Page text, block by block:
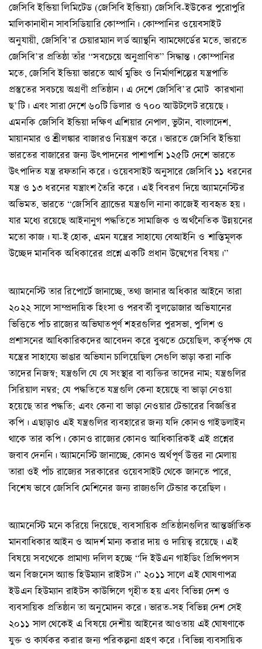
জেসিবি ইন্ডিয়া লিমিটেড (জেসিবি ইন্ডিয়া) জেসিবি-ইউকের পুরোপুরি
মালিকানাধীন সাবসিডিয়ারি কোম্পানি। কোম্পানির ওয়েবসাইট
অনুযায়ী, জেসিবি’র চেয়ারম্যান লর্ড অ্যান্থনি ব্যামফোর্ডের মতে, ভারতে
জেসিবি’র প্রতিষ্ঠা তাঁর “সবচেয়ে অনুপ্রাণিত” সিদ্ধান্ত। কোম্পানির
মতে, জেসিবি ইন্ডিয়া ভারতে আর্থ মুভিং ও নির্মাণশিল্পের যন্ত্রপাতি
প্রস্তুতের সবচয়ে অগ্রণী প্রতিষ্ঠান। এ দেশে জেসিবি’র মোট কারখানা
ছ’টি। এবং সারা দেশে ৬০টি ডিলার ও ৭০০ আউটলেট রয়েছে।
এমনকি জেসিবি ইন্ডিয়া দক্ষিণ এশিয়ার নেপাল, ভুটান, বাংলাদেশ,
মায়ানমার ও শ্রীলঙ্কার বাজারও নিয়ন্ত্রণ করে। ভারতে জেসিবি ইন্ডিয়া
ভারতের বাজারের জন্য উৎপাদনের পাশাপাশি ১২৫টি দেশে ভারতে
উৎপাদিত যন্ত্র রফতানি করে। ওয়েবসাইট অনুসারে জেসিবি ১১ ধরনের
যন্ত্র ও ১৩ ধরনের যন্ত্রাংশ তৈরি করে। এই বিবরণ দিয়ে অ্যামনেস্টির
অভিমত, ভারতে “জেসিবি ব্র্যান্ডের যন্ত্রগুলি নানা কাজেই ব্যবহৃত হয়।
যার মধ্যে রয়েছে আইনানুগ পদ্ধতিতে সামাজিক ও অর্থনৈতিক উন্নয়নের
মতো কাজ। যা-ই হোক, এমন যন্ত্রের সাহায্যে বেআইনি ও শাস্তিমূলক
উচ্ছেদ মানবিক অধিকারের প্রশ্নে একটি প্রধান উদ্বেগের বিষয়।”
অ্যামনেস্টি তার রিপোর্টে জানাচ্ছে, তথ্য জানার অধিকার আইনে তারা
২০২২ সালে সাম্প্রদায়িক হিংসা ও পরবর্তী বুলডোজার অভিযানের
ভিত্তিতে পাঁচ রাজ্যের অভিঘাতপূর্ণ শহরগুলির পুরসভা, পুলিশ ও
প্রশাসনের আধিকারিকদের আবেদন করে বুঝতে চেয়েছিল, কর্তৃপক্ষ যে
যন্ত্রের সাহায্যে ভাঙার অভিযান চালিয়েছিল সেগুলি ভাড়া করা নাকি
তাদের নিজস্ব; যন্ত্রগুলি যে যে সংস্থা্র বা ব্যক্তির তাদের নাম; যন্ত্রগুলির
সিরিয়াল নম্বর; যে পদ্ধতিতে যন্ত্রগুলি কেনা হয়েছে বা ভাড়া নেওয়া
হয়েছে তার পদ্ধতি; এবং কেনা বা ভাড়া নেওয়ার টেন্ডারের বিজ্ঞপ্তির
কপি। এছাড়াও এই যন্ত্রগুলির ব্যবহারের জন্য যদি কোনও গাইডলাইন
থাকে তার কপি। কোনও রাজ্যের কোনও আধিকারিকই এই প্রশ্নের
জবাব দেননি। অ্যামনেস্টি জানাচ্ছে, কোনও অর্থপূর্ণ উত্তর না মেলায়
তারা ওই পাঁচ রাজ্যের সরকারের ওয়েবসাইট থেকে জানতে পারে,
বিশেষ ভাবে জেসিবি মেশিনের জন্য রাজ্যগুলি টেন্ডার করেছিল।
অ্যামনেস্টি মনে করিয়ে দিয়েছে, ব্যবসায়িক প্রতিষ্ঠানগুলির আন্তর্জাতিক
মানবাধিকার আইন ও আদর্শ মান্য করার দায় ও দায়িত্ব রয়েছে। এই
বিষয়ে সবথেকে প্রামাণ্য দলিল হচ্ছে “দি ইউএন গাইডিং প্রিন্সিপলস
অন বিজনেস অ্যান্ড হিউম্যান রাইটস।” ২০১১ সালে এই ঘোষণাপত্র
ইউএন হিউম্যান রাইটস কাউন্সিলে গৃহীত হয় এবং বিভিন্ন দেশ ও
ব্যবসায়িক প্রতিষ্ঠান তা অনুমোদন করে। ভারত-সহ বিভিন্ন দেশ সেই
২০১১ সাল থেকেই এ বিষয়ে দেশীয় আইনের আওতায় এই ঘোষণাকে
যুক্ত ও কার্যকর করার জন্য পরিকল্পনা গ্রহণ করে। বিভিন্ন ব্যবসায়িক